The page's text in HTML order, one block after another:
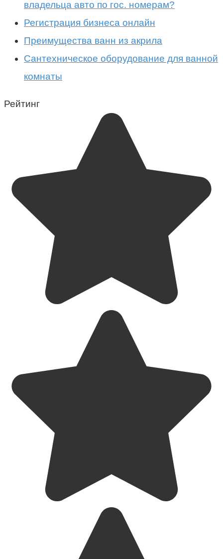
владельца авто по гос. номерам?
Регистрация бизнеса онлайн
Преимущества ванн из акрила
Сантехническое оборудование для ванной
комнаты
Рейтинг